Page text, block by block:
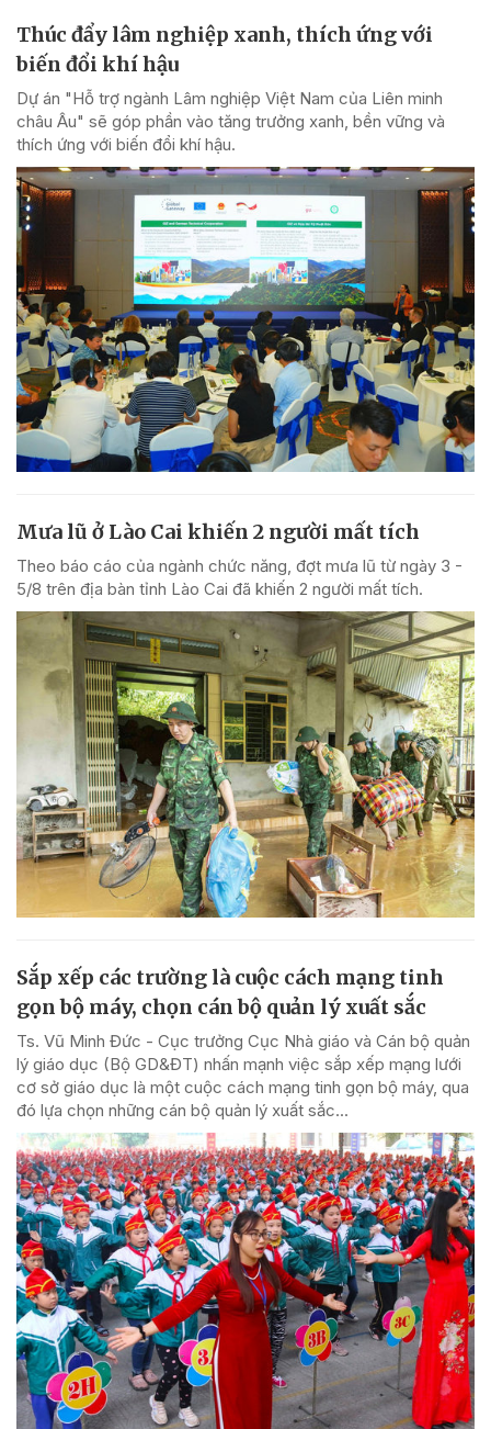
Thúc đẩy lâm nghiệp xanh, thích ứng với
biến đổi khí hậu
Dự án "Hỗ trợ ngành Lâm nghiệp Việt Nam của Liên minh
châu Âu" sẽ góp phần vào tăng trưởng xanh, bền vững và
thích ứng với biến đổi khí hậu.
Mưa lũ ở Lào Cai khiến 2 người mất tích
Theo báo cáo của ngành chức năng, đợt mưa lũ từ ngày 3 -
5/8 trên địa bàn tỉnh Lào Cai đã khiến 2 người mất tích.
Sắp xếp các trường là cuộc cách mạng tinh
gọn bộ máy, chọn cán bộ quản lý xuất sắc
Ts. Vũ Minh Đức - Cục trưởng Cục Nhà giáo và Cán bộ quản
lý giáo dục (Bộ GD&ĐT) nhấn mạnh việc sắp xếp mạng lưới
cơ sở giáo dục là một cuộc cách mạng tinh gọn bộ máy, qua
đó lựa chọn những cán bộ quản lý xuất sắc...